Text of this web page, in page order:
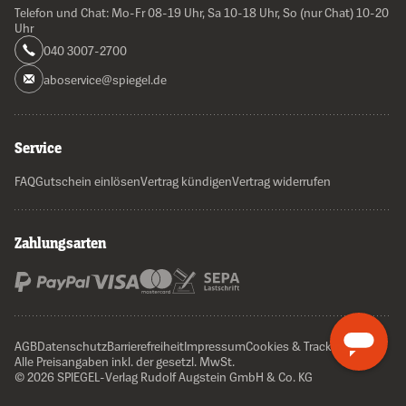
Telefon und Chat: Mo-Fr 08-19 Uhr, Sa 10-18 Uhr, So (nur Chat) 10-20
Uhr
040 3007-2700
aboservice@spiegel.de
Service
FAQGutschein einlösenVertrag kündigenVertrag widerrufen
Zahlungsarten
AGBDatenschutzBarrierefreiheitImpressumCookies & Tracking
Alle Preisangaben inkl. der gesetzl. MwSt.
© 2026 SPIEGEL-Verlag Rudolf Augstein GmbH & Co. KG